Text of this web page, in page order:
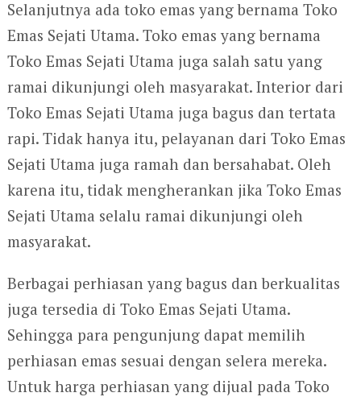
Selanjutnya ada toko emas yang bernama Toko
Emas Sejati Utama. Toko emas yang bernama
Toko Emas Sejati Utama juga salah satu yang
ramai dikunjungi oleh masyarakat. Interior dari
Toko Emas Sejati Utama juga bagus dan tertata
rapi. Tidak hanya itu, pelayanan dari Toko Emas
Sejati Utama juga ramah dan bersahabat. Oleh
karena itu, tidak mengherankan jika Toko Emas
Sejati Utama selalu ramai dikunjungi oleh
masyarakat.
Berbagai perhiasan yang bagus dan berkualitas
juga tersedia di Toko Emas Sejati Utama.
Sehingga para pengunjung dapat memilih
perhiasan emas sesuai dengan selera mereka.
Untuk harga perhiasan yang dijual pada Toko